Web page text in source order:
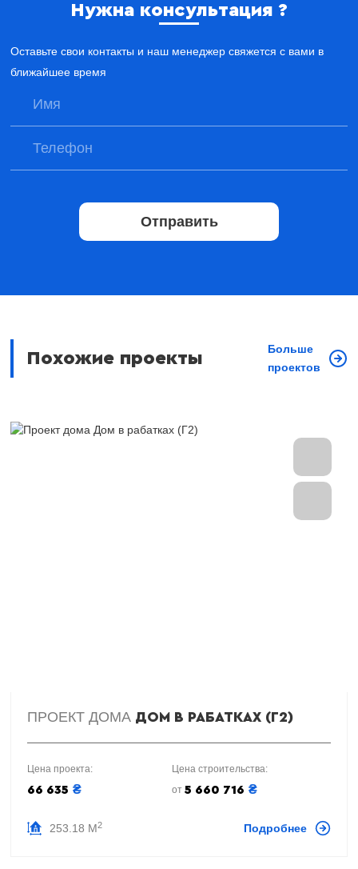
Нужна консультация ?
Оставьте свои контакты и наш менеджер свяжется с вами в
ближайшее время
Отправить
Похожие проекты
Больше
проектов
ПРОЕКТ ДОМА ДОМ В РАБАТКАХ (Г2)
Цена проекта:
66 635 ₴
Цена строительства:
от 5 660 716 ₴
253.18 М2 Подробнее